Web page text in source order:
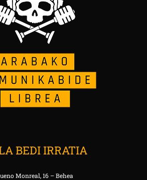
BEDI IRRATIA
Monreal, 16 – Behea